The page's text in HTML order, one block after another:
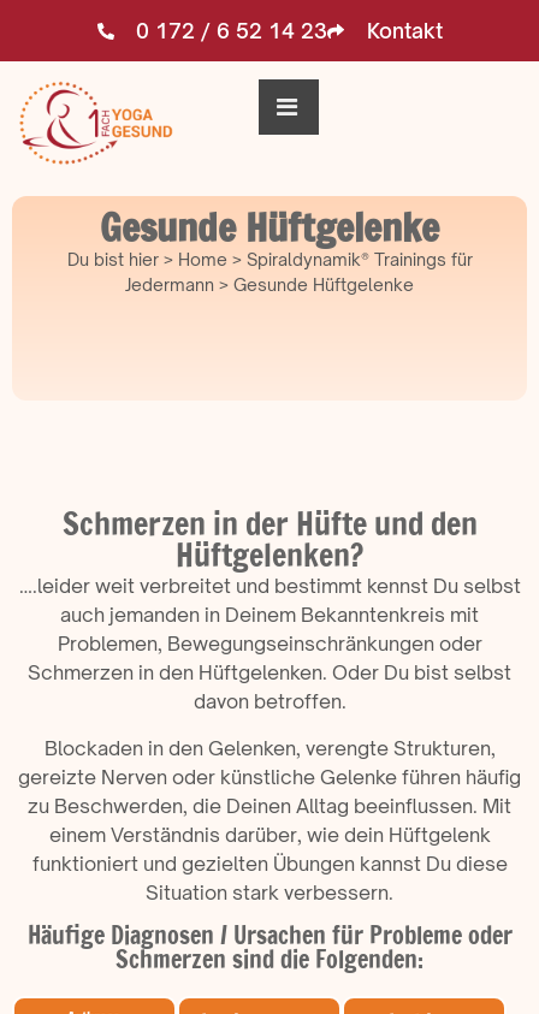
0 172 / 6 52 14 23 Kontakt
Gesunde Hüftgelenke
Du bist hier > Home > Spiraldynamik® Trainings für
Jedermann > Gesunde Hüftgelenke
Schmerzen in der Hüfte und den
Hüftgelenken?
….leider weit verbreitet und bestimmt kennst Du selbst
auch jemanden in Deinem Bekanntenkreis mit
Problemen, Bewegungseinschränkungen oder
Schmerzen in den Hüftgelenken. Oder Du bist selbst
davon betroffen.
Blockaden in den Gelenken, verengte Strukturen,
gereizte Nerven oder künstliche Gelenke führen häufig
zu Beschwerden, die Deinen Alltag beeinflussen. Mit
einem Verständnis darüber, wie dein Hüftgelenk
funktioniert und gezielten Übungen kannst Du diese
Situation stark verbessern.
Häufige Diagnosen / Ursachen für Probleme oder
Schmerzen sind die Folgenden: